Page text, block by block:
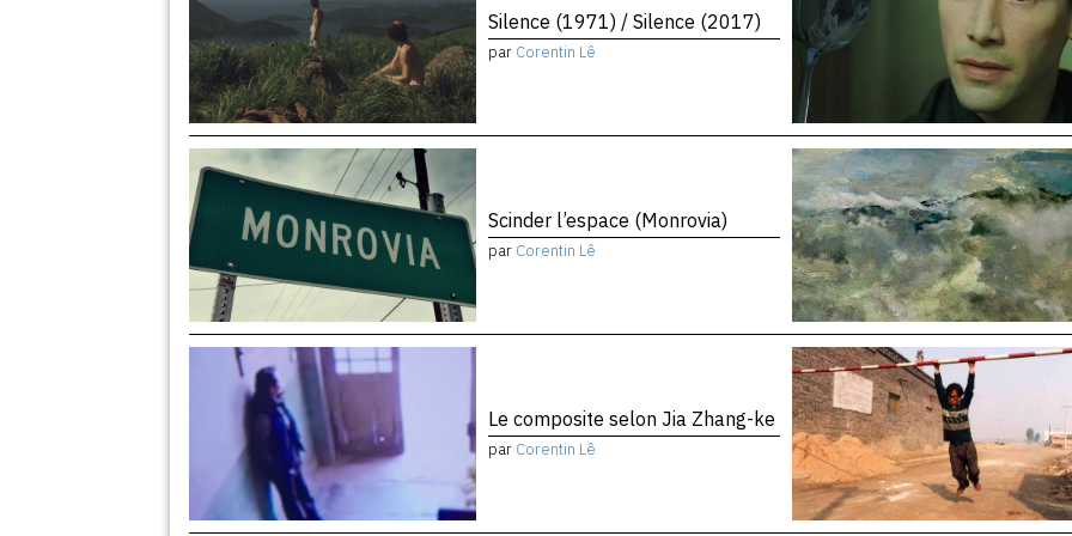
Silence (1971) / Silence (2017)
par Corentin Lê
Scinder l’espace (Monrovia)
par Corentin Lê
Le composite selon Jia Zhang-ke
par Corentin Lê